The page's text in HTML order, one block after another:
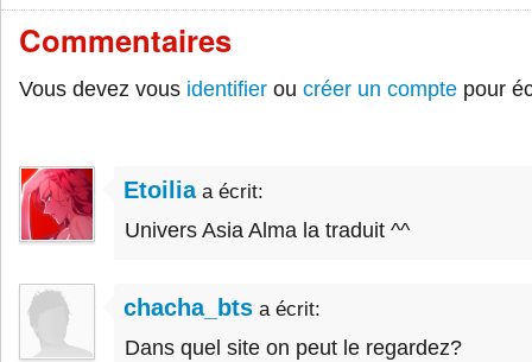
Commentaires
Vous devez vous identifier ou créer un compte pour
Etoiliaa écrit:
Univers Asia Alma la traduit ^^
chacha_bts a écrit:
Dans quel site on peut le regardez?